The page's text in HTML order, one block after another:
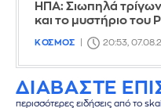
ΗΠΑ: Σιωπηλά
και το μυστήριο του
ΚΟΣΜΟΣ 20:53,
ΔΙΑΒΑΣΤΕ
περισσότερες ειδήσεις από το